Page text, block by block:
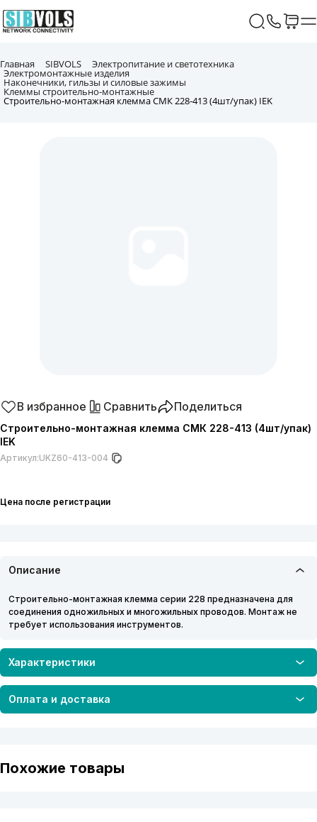
Главная SIBVOLS Электропитание и светотехника
Электромонтажные изделия
Наконечники, гильзы и силовые зажимы
Клеммы строительно-монтажные
Строительно-монтажная клемма СМК 228-413 (4шт/упак) IEK
В избранное Сравнить Поделиться
Строительно-монтажная клемма СМК 228-413 (4шт/упак)
IEK
Артикул:UKZ60-413-004
Цена после регистрации
Описание
Строительно-монтажная клемма серии 228 предназначена для
соединения одножильных и многожильных проводов. Монтаж не
требует использования инструментов.
Характеристики
Оплата и доставка
Похожие товары